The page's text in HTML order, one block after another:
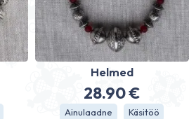
Helmed
28.90€
Ainulaadne Käsitöö